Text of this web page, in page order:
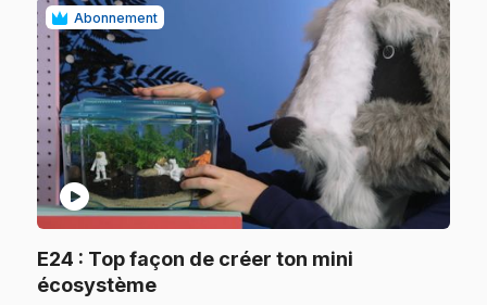
Abonnement
play_circle
E24 : Top façon de créer ton mini
écosystème.